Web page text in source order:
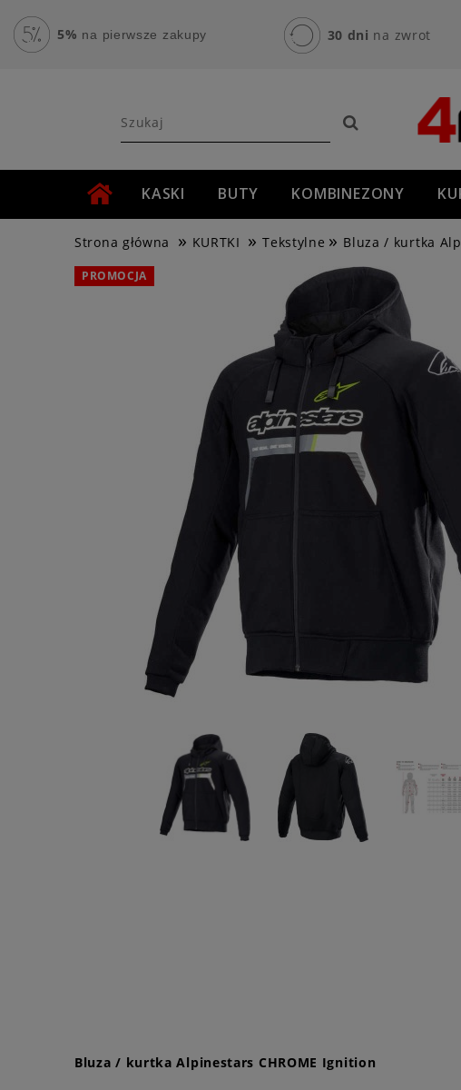
5% na pierwsze zakupy 30 dni na zwrot
KASKI BUTY KOMBINEZONY
AKCESORIA MOTOCYKLOWE ROWER OFF-
Strona główna » KURTKI » Tekstylne » Bluza / kurtka
PROMOCJA
Bluza / kurtka Alpinestars CHROME Ignition